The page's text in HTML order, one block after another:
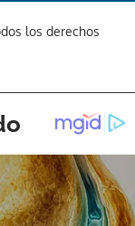
los derechos